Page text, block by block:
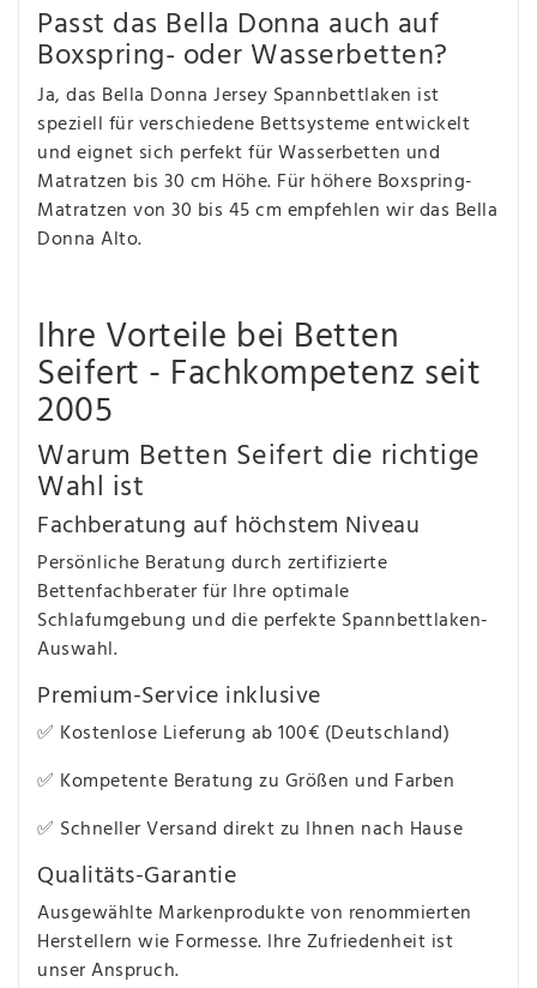
Passt das Bella Donna auch auf
Boxspring- oder Wasserbetten?
Ja, das Bella Donna Jersey Spannbettlaken ist
speziell für verschiedene Bettsysteme entwickelt
und eignet sich perfekt für Wasserbetten und
Matratzen bis 30 cm Höhe. Für höhere Boxspring-
Matratzen von 30 bis 45 cm empfehlen wir das Bella
Donna Alto.
Ihre Vorteile bei Betten
Seifert - Fachkompetenz seit
2005
Warum Betten Seifert die richtige
Wahl ist
Fachberatung auf höchstem Niveau
Persönliche Beratung durch zertifizierte
Bettenfachberater für Ihre optimale
Schlafumgebung und die perfekte Spannbettlaken-
Auswahl.
Premium-Service inklusive
✅ Kostenlose Lieferung ab 100€ (Deutschland)
✅ Kompetente Beratung zu Größen und Farben
✅ Schneller Versand direkt zu Ihnen nach Hause
Qualitäts-Garantie
Ausgewählte Markenprodukte von renommierten
Herstellern wie Formesse. Ihre Zufriedenheit ist
unser Anspruch.